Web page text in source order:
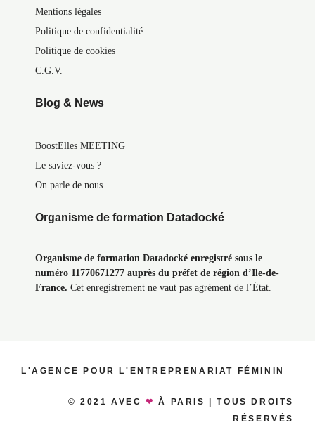
Mentions légales
Politique de confidentialité
Politique de cookies
C.G.V.
Blog & News
BoostElles MEETING
Le saviez-vous ?
On parle de nous
Organisme de formation Datadocké
Organisme de formation Datadocké enregistré sous le
numéro 11770671277 auprès du préfet de région d’Ile-de-
France. Cet enregistrement ne vaut pas agrément de l’État.
L'AGENCE POUR L'ENTREPRENARIAT FÉMININ
© 2021 AVEC❤ À PARIS | TOUS DROITS
RÉSERVÉS